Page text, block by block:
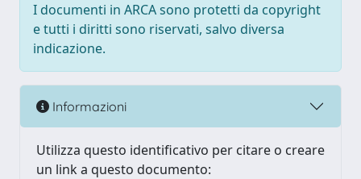
I documenti in ARCA sono protetti da copyright
e tutti i diritti sono riservati, salvo diversa
indicazione.
Informazioni
Utilizza questo identificativo per citare o creare
un link a questo documento: